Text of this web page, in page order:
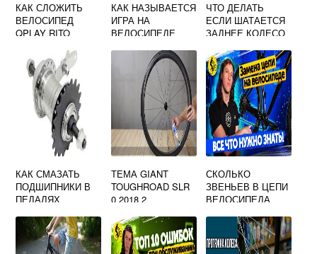
КАК СЛОЖИТЬ
ВЕЛОСИПЕД
QPLAY RITO
КАК НАЗЫВАЕТСЯ
ИГРА НА
ВЕЛОСИПЕДЕ
ЧТО ДЕЛАТЬ
ЕСЛИ ШАТАЕТСЯ
ЗАДНЕЕ КОЛЕСО
КАК СМАЗАТЬ
ПОДШИПНИКИ В
ПЕДАЛЯХ
ТЕМА GIANT
TOUGHROAD SLR
0 2018 2
СКОЛЬКО
ЗВЕНЬЕВ В ЦЕПИ
ВЕЛОСИПЕДА